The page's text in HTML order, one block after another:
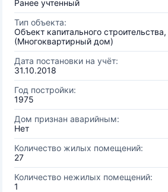
Ранее учтенный
Тип объекта:
Объект капитального
(Многоквартирный дом)
Дата постановки на учёт:
31.10.2018
Год постройки:
1975
Дом признан аварийным:
Нет
Количество жилых помещений:
27
Количество нежилых помещений:
1